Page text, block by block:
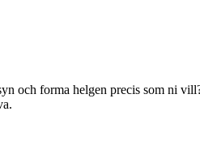
och forma helgen precis som ni